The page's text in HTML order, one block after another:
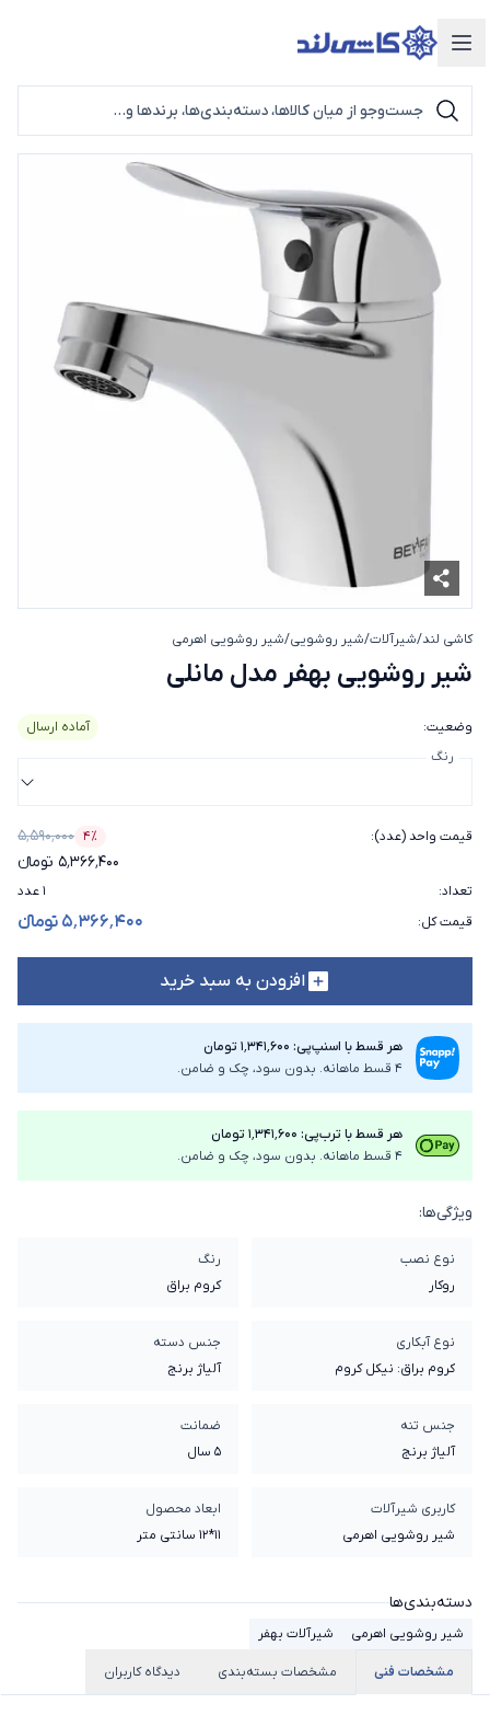
دسته‌بندی محصولات
کاشی لند/شیرآلات/شیر روشویی/شیر روشویی اهرمی
شیر روشویی بهفر مدل مانلی
وضعیت:
آماده ارسال
رنگ
قیمت واحد (عدد): ۴٪
درصد تخفیف
۵٬۵۹۰٬۰۰۰
۵٬۳۶۶٬۴۰۰ تومانء
تعداد:
۱ عدد
قیمت کل: ۵٬۳۶۶٬۴۰۰ تومانء
افزودن به سبد خرید
هر قسط با اسنپ‌پی: ۱٬۳۴۱٬۶۰۰ تومان
4 قسط ماهانه. بدون سود، چک و ضامن.
هر قسط با ترب‌پی: ۱٬۳۴۱٬۶۰۰ تومان
4 قسط ماهانه. بدون سود، چک و ضامن.
ویژگی‌ها:
نوع نصب
روکار
رنگ
کروم براق
نوع آبکاری
کروم براق: نیکل کروم
جنس دسته
آلیاژ برنج
جنس تنه
آلیاژ برنج
ضمانت
5 سال
کاربری شیرآلات
شیر روشویی اهرمی
ابعاد محصول
11*12 سانتی متر
دسته‌بندی‌ها
شیر روشویی اهرمی شیرآلات بهفر
مشخصات فنی مشخصات بسته‌بندی دیدگاه کاربران